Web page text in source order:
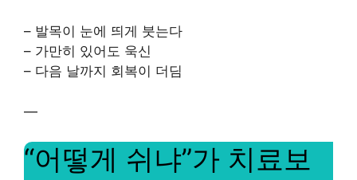
– 발목이 눈에 띄게 붓는다
– 가만히 있어도 욱신
– 다음 날까지 회복이 더딤
—
“어떻게 쉬냐”가 치료보